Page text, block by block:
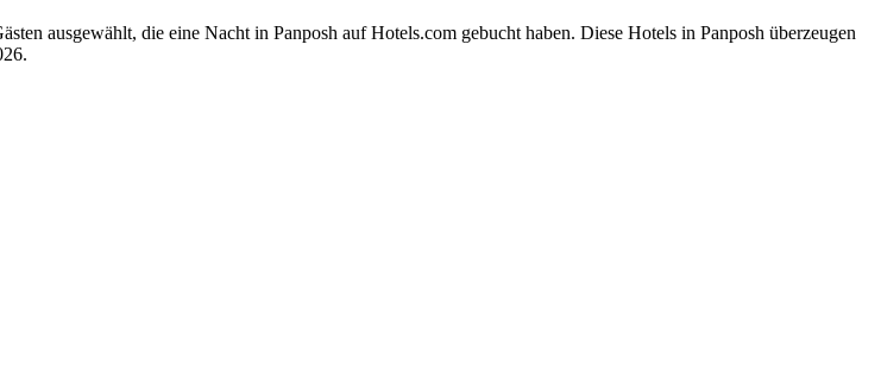
ausgewählt, die eine Nacht in Panposh auf Hotels.com gebucht haben. Diese Hotels in Panposh überzeugen
.